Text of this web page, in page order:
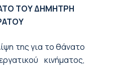
ΤΟΥ ΔΗΜΗΤΡΗ
της για το θάνατο
κινήματος,